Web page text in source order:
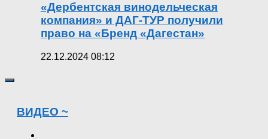
«Дербентская винодельческая
компания» и ДАГ-ТУР получили
право на «Бренд «Дагестан»
22.12.2024 08:12
ВИДЕО ~